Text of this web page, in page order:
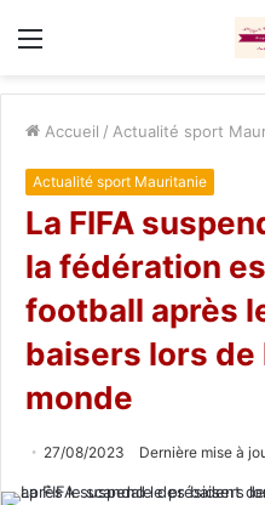
Menu
Accueil / Actualité sport
Actualité sport Mauritanie
La FIFA
la fédération
football après
baisers lors de
monde
27/08/2023 Dernière mise à